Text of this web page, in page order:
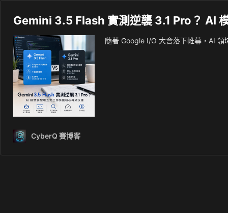
Gemini 3.5 Flash 實測逆襲 3.1 Pro？ AI
隨著 Google I/O 大會落下帷幕，AI
CyberQ 賽博客